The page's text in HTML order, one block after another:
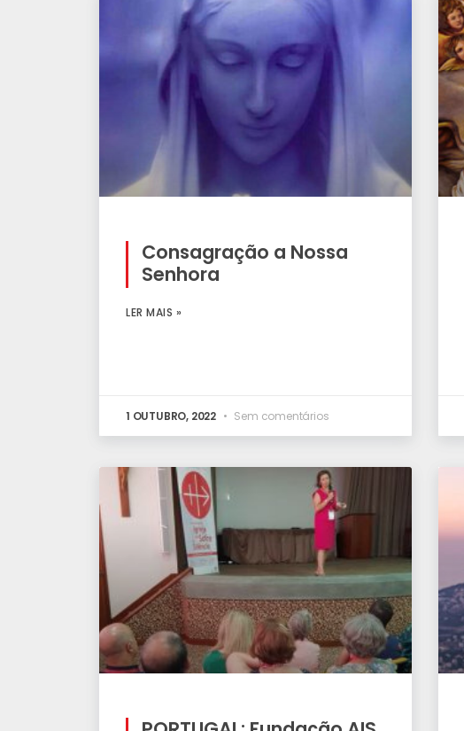
Consagração a Nossa
Senhora
LER MAIS »
1 OUTUBRO, 2022 Sem comentários